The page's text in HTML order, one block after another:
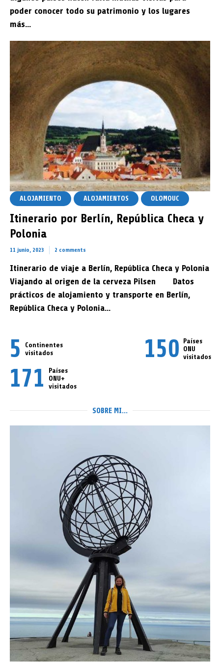
Cayena en la Guayana Francesa
29 enero, 2026 Rose 8 min read Add comment
Paramaribo en Surinam
17 febrero, 2026 Rose 7 min read 2 comments
28 febrero, 2026 Rose 12 min read
Viajar a Libia sola en el 2026
29 junio, 2026 Rose 6 min read Add comment
poder conocer todo su patrimonio y los lugares
más...
ALOJAMIENTO ALOJAMIENTOS OLOMOUC
Itinerario por Berlín, República Checa y
Polonia
11 junio, 2023 2 comments
Itinerario de viaje a Berlín, República Checa y Polonia
Viajando al origen de la cerveza Pilsen Datos
prácticos de alojamiento y transporte en Berlín,
República Checa y Polonia...
5
Continentes
visitados
150
Países
ONU
visitados
171
Países
ONU+
visitados
SOBRE MI...